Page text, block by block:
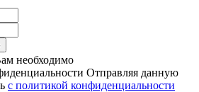
необходимо
Отправляя данную
с политикой конфиденциальности